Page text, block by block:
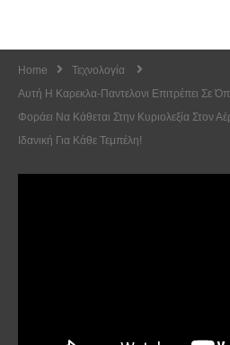
Home
Τεχνολογία
Αυτή Η Καρεκλα-Παντελονι Επιτρέπει Σε
Φοράει Να Κάθεται Στην Κυριολεξία Στον
Ιδανική Για Κάθε Τεμπέλη!